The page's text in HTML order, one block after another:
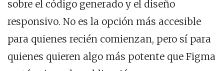
sobre el código generado y el diseño
responsivo. No es la opción más accesible
para quienes recién comienzan, pero sí para
quienes quieren algo más potente que Figma